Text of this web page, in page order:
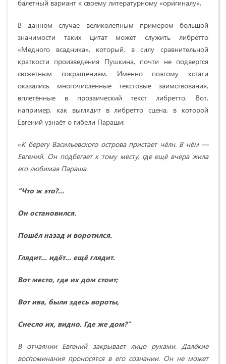
балетный вариант к своему литературному «оригиналу».
В данном случае великолепным примером большой
значимости таких цитат может служить либретто
«Медного всадника», который, в силу сравнительной
краткости произведения Пушкина, почти не подвергся
сюжетным сокращениям. Именно поэтому кстати
оказались многочисленные текстовые заимствования,
вплетённые в прозаический текст либретто. Вот,
например, как выглядит в либретто сцена, в которой
Евгений узнаёт о гибели Параши:
«К берегу Васильевского острова пристает чёлн. В нём —
Евгений. Он подбегает к тому месту, где ещё вчера жила
его любимая Параша.
“Что ж это?...
Он остановился.
Пошёл назад и воротился.
Глядит... идёт... ещё глядит.
Вот место, где их дом стоит;
Вот ива, были здесь вороты,
Снесло их, видно. Где же дом?”
В отчаянии Евгений закрывает лицо руками. Далёкие
воспоминания проносятся в его сознании. Он не может